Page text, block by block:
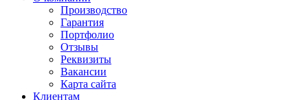
Производство
Гарантия
Портфолио
Отзывы
Реквизиты
Вакансии
Карта сайта
Клиентам